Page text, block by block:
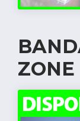
ZONE